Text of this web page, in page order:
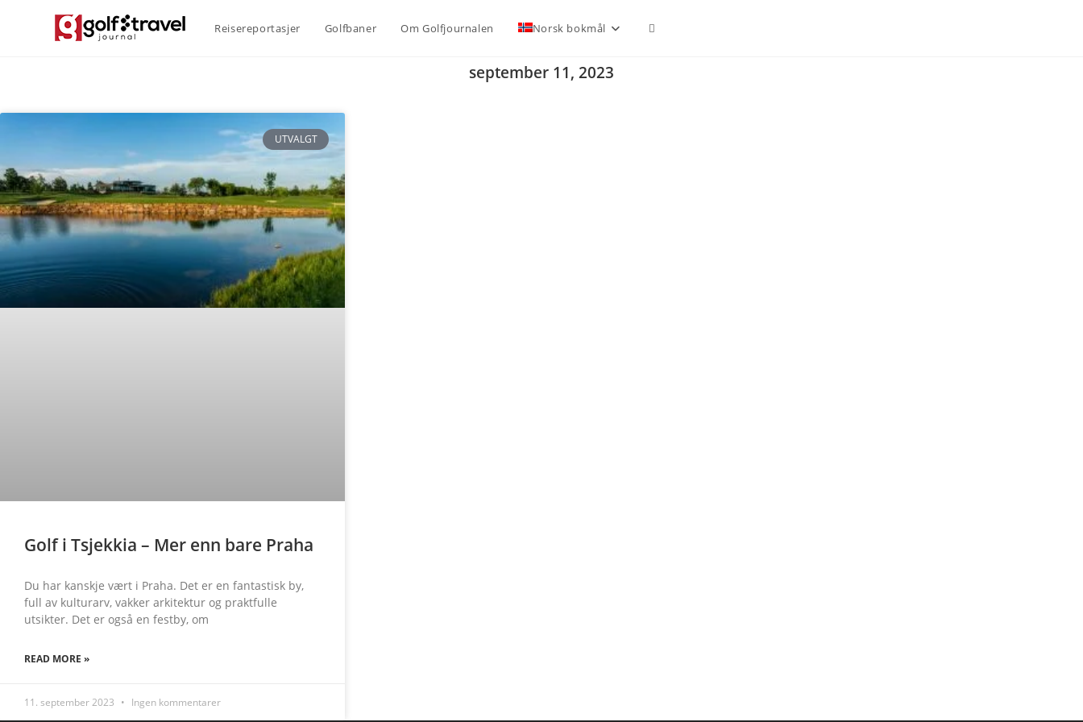
Reisereportasjer Golfbaner Om Golfjournalen Norsk bokmål
september 11, 2023
UTVALGT
Golf i Tsjekkia – Mer enn bare Praha
Du har kanskje vært i Praha. Det er en fantastisk by,
full av kulturarv, vakker arkitektur og praktfulle
utsikter. Det er også en festby, om
READ MORE »
11. september 2023 Ingen kommentarer